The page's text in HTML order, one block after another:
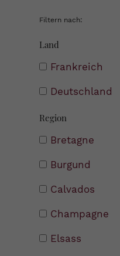
Filtern nach:
Land
Frankreich
Deutschland
Region
Bretagne
Burgund
Calvados
Champagne
Elsass